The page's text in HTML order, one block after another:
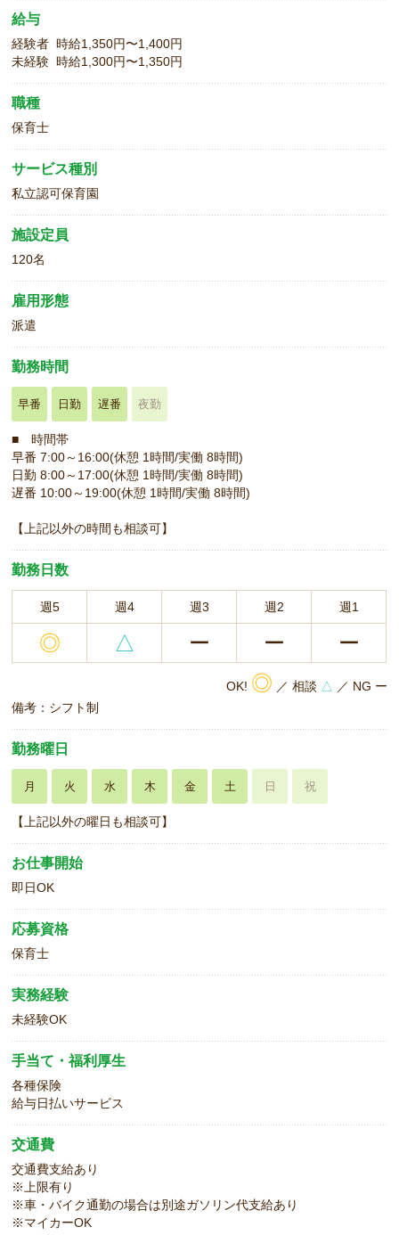
給与
経験者 時給1,350円〜1,400円
未経験 時給1,300円〜1,350円
職種
保育士
サービス種別
私立認可保育園
施設定員
120名
雇用形態
派遣
勤務時間
早番 日勤 遅番 夜勤
■ 時間帯
早番 7:00～16:00(休憩 1時間/実働 8時間)
日勤 8:00～17:00(休憩 1時間/実働 8時間)
遅番 10:00～19:00(休憩 1時間/実働 8時間)
【上記以外の時間も相談可】
勤務日数
週5 週4 週3 週2 週1
◎ △ ー ー ー
OK! ◎ ／ 相談 △ ／ NG ー
備考：シフト制
勤務曜日
月 火 水 木 金 土 日 祝
【上記以外の曜日も相談可】
お仕事開始
即日OK
応募資格
保育士
実務経験
未経験OK
手当て・福利厚生
各種保険
給与日払いサービス
交通費
交通費支給あり
※上限有り
※車・バイク通勤の場合は別途ガソリン代支給あり
※マイカーOK